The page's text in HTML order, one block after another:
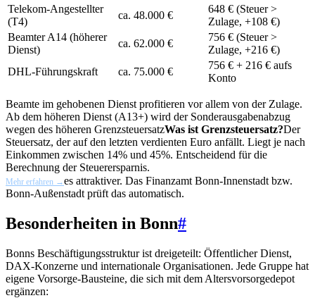
Telekom-Angestellter
(T4)
ca. 48.000 €
648 € (Steuer >
Zulage, +108 €)
Beamter A14 (höherer
Dienst)
ca. 62.000 €
756 € (Steuer >
Zulage, +216 €)
DHL-Führungskraft
ca. 75.000 €
756 € + 216 € aufs
Konto
Beamte im gehobenen Dienst profitieren vor allem von der Zulage.
Ab dem höheren Dienst (A13+) wird der Sonderausgabenabzug
wegen des höheren GrenzsteuersatzWas ist Grenzsteuersatz?Der
Steuersatz, der auf den letzten verdienten Euro anfällt. Liegt je nach
Einkommen zwischen 14% und 45%. Entscheidend für die
Berechnung der Steuerersparnis.
Mehr erfahren →es attraktiver. Das Finanzamt Bonn-Innenstadt bzw.
Bonn-Außenstadt prüft das automatisch.
Besonderheiten in Bonn#
Bonns Beschäftigungsstruktur ist dreigeteilt: Öffentlicher Dienst,
DAX-Konzerne und internationale Organisationen. Jede Gruppe hat
eigene Vorsorge-Bausteine, die sich mit dem Altersvorsorgedepot
ergänzen: